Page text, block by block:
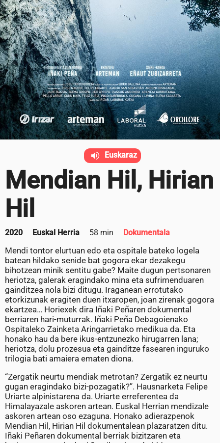
Mendian Hil, Hirian
Hil
2020 Euskal Herria 58 min Dokumentala
Mendi tontor elurtuan edo eta ospitale bateko logela
batean hildako senide bat gogora ekar dezakegu
bihotzean minik sentitu gabe? Maite dugun pertsonaren
heriotza, galerak eragindako mina eta sufrimenduaren
gainditzea nola bizi ditugu. Iraganean errotutako
etorkizunak eragiten duen itxaropen, joan zirenak gogora
ekartzea… Horiexek dira Iñaki Peñaren dokumental
berriaren hari-muturrak. Iñaki Peña Debagoienako
Ospitaleko Zainketa Aringarrietako medikua da. Eta
honako hau da bere ikus-entzunezko hirugarren lana;
heriotza, dolu prozesua eta gainditze fasearen inguruko
trilogia bati amaiera ematen diona.
“Zergatik neurtu mendiak metrotan? Zergatik ez neurtu
gugan eragindako bizi-pozagatik?”. Hausnarketa Felipe
Uriarte alpinistarena da. Uriarte erreferentea da
Himalayazale askoren artean. Euskal Herrian mendizale
askoren artean oso ezaguna. Honako adierazpenok
Mendian Hil, Hirian Hil dokumentalean plazaratzen ditu.
Iñaki Peñaren dokumental berriak bizitzaren eta
Euskaraz